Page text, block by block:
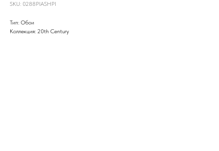
SKU: 0288PIASHPI
Тип: Обои
Коллекция: 20th Century